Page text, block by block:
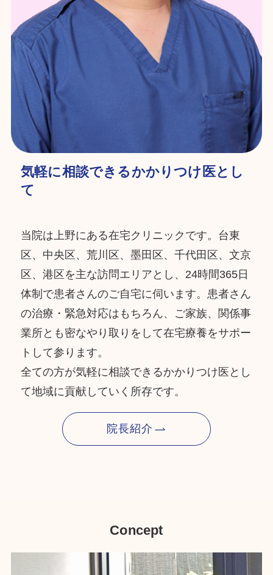
気軽に相談できるかかりつけ医とし
て
当院は上野にある在宅クリニックです。台東
区、中央区、荒川区、墨田区、千代田区、文京
区、港区を主な訪問エリアとし、24時間365日
体制で患者さんのご自宅に伺います。患者さん
の治療・緊急対応はもちろん、ご家族、関係事
業所とも密なやり取りをして在宅療養をサポー
トして参ります。
全ての方が気軽に相談できるかかりつけ医とし
て地域に貢献していく所存です。
院長紹介
Concept